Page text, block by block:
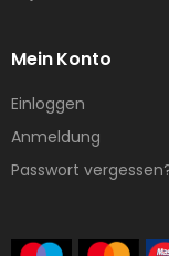
Mein Konto
Einloggen
Anmeldung
Passwort